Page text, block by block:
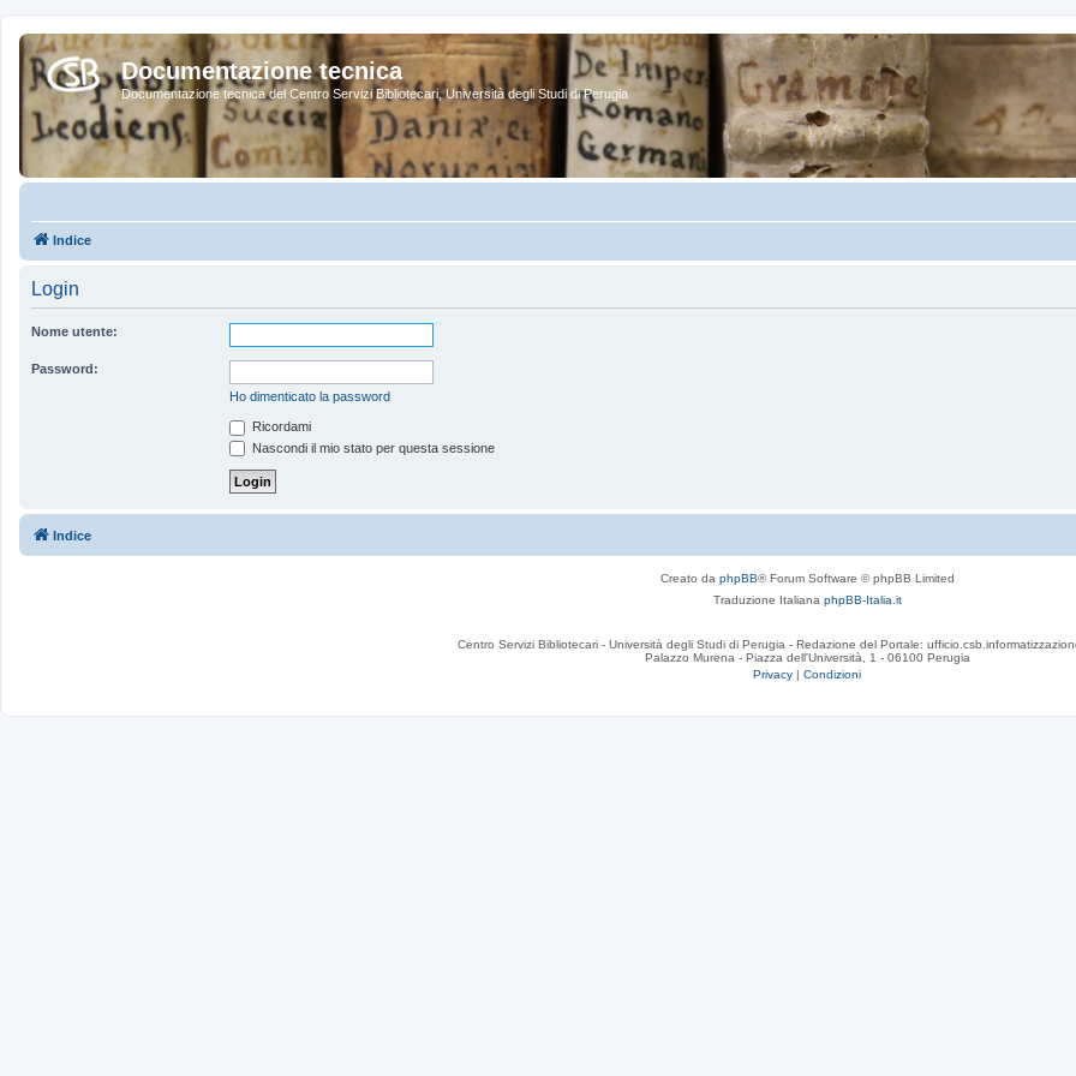
Documentazione tecnica
Documentazione tecnica del Centro Servizi Bibliotecari, Università degli Studi di Perugia
Indice
Login
Nome utente:
Password:
Ho dimenticato la password
Ricordami
Nascondi il mio stato per questa sessione
Indice
Creato da phpBB® Forum Software © phpBB Limited
Traduzione Italiana phpBB-Italia.it
Centro Servizi Bibliotecari - Università degli Studi di Perugia - Redazione del Portale:
Palazzo Murena - Piazza dell'Università, 1 - 06100 Perugia
Privacy | Condizioni